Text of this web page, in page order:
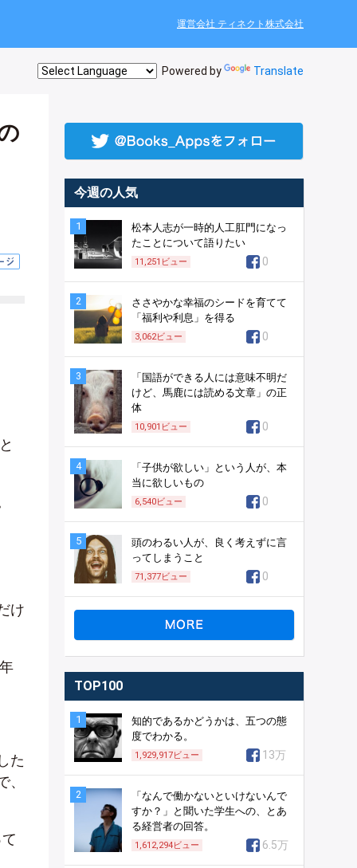
運営会社 ティネクト株式会社
Powered by Translate
け
た
今週の人気
1
松本人志が一時的人工肛門になっ
たことについて語りたい
11,251 ビュー 0
2
ささやかな幸福のシードを育てて
「福利や利息」を得る
3,062ビュー 0
3
「国語ができる人には意味不明だ
けど、馬鹿には読める文章」の正
体
10,901 ビュー 0
4
「子供が欲しい」という人が、本
当に欲しいもの
6,540ビュー 0
5
頭のわるい人が、良く考えずに言
ってしまうこと
71,377ビュー 0
TOP100
1
知的であるかどうかは、五つの態
度でわかる。
1,929,917ビュー 13万
2
「なんで働かないといけないんで
すか？」と聞いた学生への、とあ
る経営者の回答。
1,612,294ビュー 6.5万